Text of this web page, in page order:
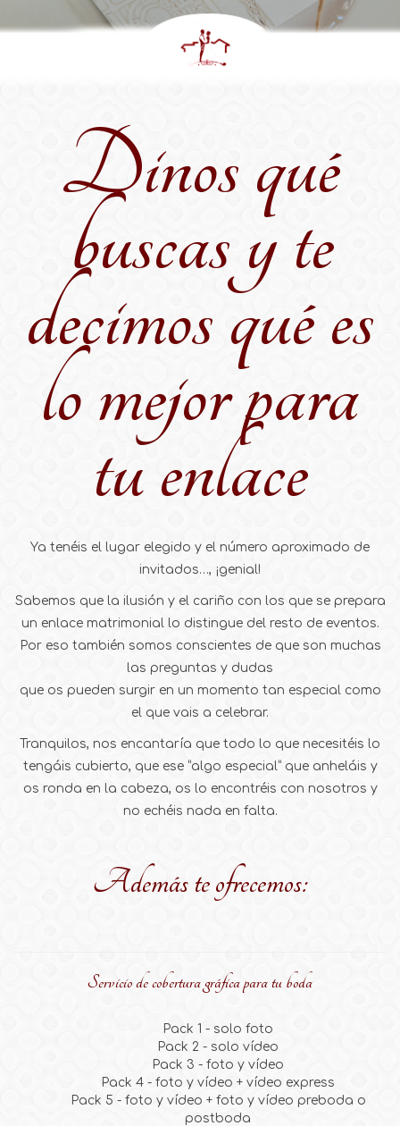
Dinos qué
buscas y te
decimos qué es
lo mejor para
tu enlace
Ya tenéis el lugar elegido y el número aproximado de
invitados…, ¡genial!
Sabemos que la ilusión y el cariño con los que se prepara
un enlace matrimonial lo distingue del resto de eventos.
Por eso también somos conscientes de que son muchas
las preguntas y dudas
que os pueden surgir en un momento tan especial como
el que vais a celebrar.
Tranquilos, nos encantaría que todo lo que necesitéis lo
tengáis cubierto, que ese “algo especial” que anheláis y
os ronda en la cabeza, os lo encontréis con nosotros y
no echéis nada en falta.
Además te ofrecemos:
Servicio de cobertura gráfica para tu boda
Pack 1 - solo foto
Pack 2 - solo vídeo
Pack 3 - foto y vídeo
Pack 4 - foto y vídeo + vídeo express
Pack 5 - foto y vídeo + foto y vídeo preboda o
postboda